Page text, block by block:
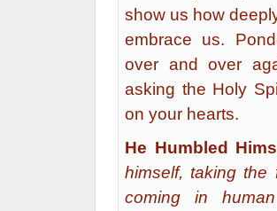
show us how
embrace us.
over and over
asking the Holy
on your hearts.
He Humbled
himself, taking the
coming in